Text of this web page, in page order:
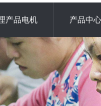
产品电机 产品中心